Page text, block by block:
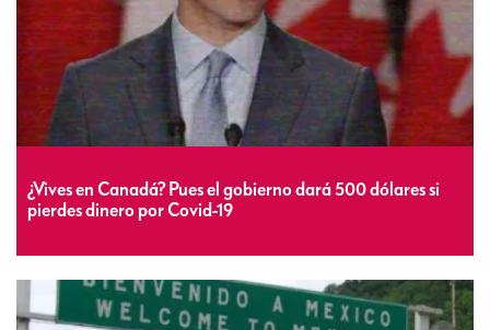
¿Vives en Canadá? Pues el gobierno dará 500 dólares si
pierdes dinero por Covid-19